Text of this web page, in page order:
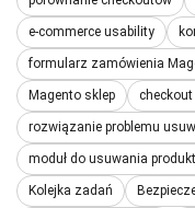
e-commerce usability
formularz zamówienia
Magento sklep
rozwiązanie problemu
moduł do usuwania
Kolejka zadań